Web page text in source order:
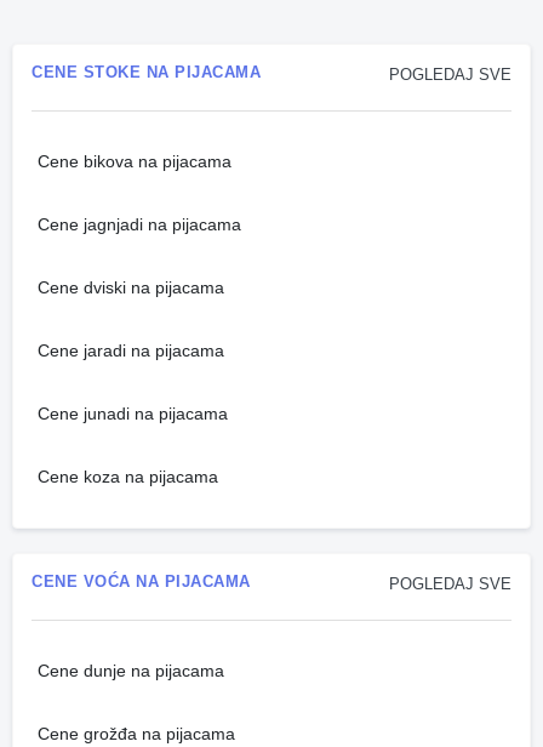
POGLEDAJ SVE
CENE STOKE NA PIJACAMA
Cene bikova na pijacama
Cene jagnjadi na pijacama
Cene dviski na pijacama
Cene jaradi na pijacama
Cene junadi na pijacama
Cene koza na pijacama
POGLEDAJ SVE
CENE VOĆA NA PIJACAMA
Cene dunje na pijacama
Cene grožđa na pijacama